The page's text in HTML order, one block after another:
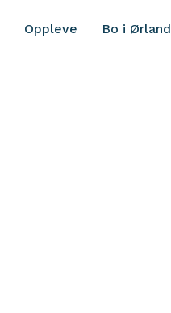
Oppleve Bo i Ørland